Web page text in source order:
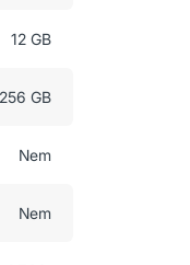
12 GB
256 GB
Nem
Nem